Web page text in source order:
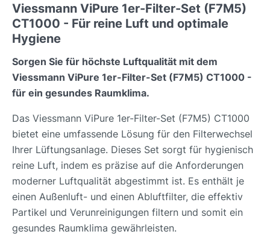
Viessmann ViPure 1er-Filter-Set (F7M5)
CT1000 - Für reine Luft und optimale
Hygiene
Sorgen Sie für höchste Luftqualität mit dem
Viessmann ViPure 1er-Filter-Set (F7M5) CT1000 -
für ein gesundes Raumklima.
Das Viessmann ViPure 1er-Filter-Set (F7M5) CT1000
bietet eine umfassende Lösung für den Filterwechsel
Ihrer Lüftungsanlage. Dieses Set sorgt für hygienisch
reine Luft, indem es präzise auf die Anforderungen
moderner Luftqualität abgestimmt ist. Es enthält je
einen Außenluft- und einen Abluftfilter, die effektiv
Partikel und Verunreinigungen filtern und somit ein
gesundes Raumklima gewährleisten.